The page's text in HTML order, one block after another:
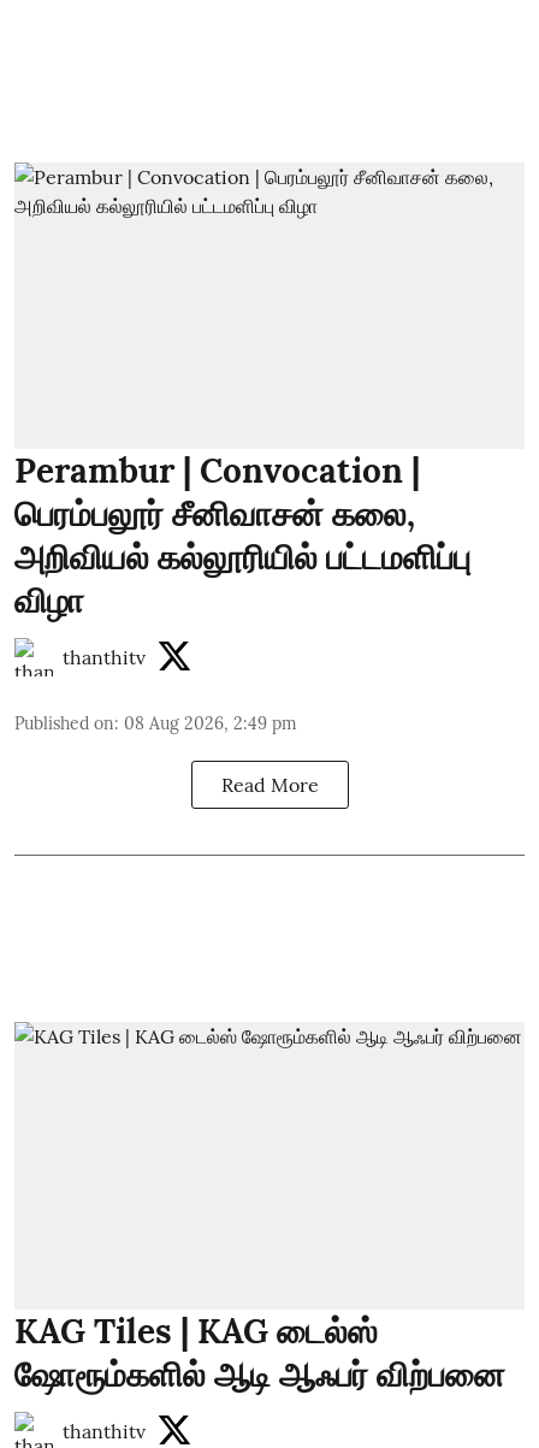
Perambur | Convocation |
பெரம்பலூர் சீனிவாசன் கலை,
அறிவியல் கல்லூரியில் பட்டமளிப்பு
விழா
thanthitv
Published on: 08 Aug 2026, 2:49 pm
Read More
KAG Tiles | KAG டைல்ஸ்
ஷோரூம்களில் ஆடி ஆஃபர் விற்பனை
thanthitv